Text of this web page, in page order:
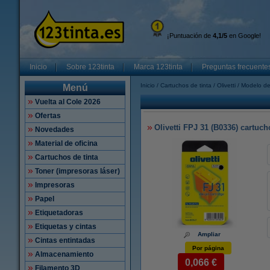
¡Puntuación de 4,1/5 en Google!
Inicio Sobre 123tinta Marca 123tinta Preguntas
Menú
Vuelta al Cole 2026
Ofertas
Novedades
Material de oficina
Cartuchos de tinta
Toner (impresoras láser)
Impresoras
Papel
Etiquetadoras
Etiquetas y cintas
Cintas entintadas
Almacenamiento
Filamento 3D
Inicio Cartuchos de tinta Olivetti Modelo
Olivetti FPJ 31 (B0336)
Ampliar
Por página
0,066 €